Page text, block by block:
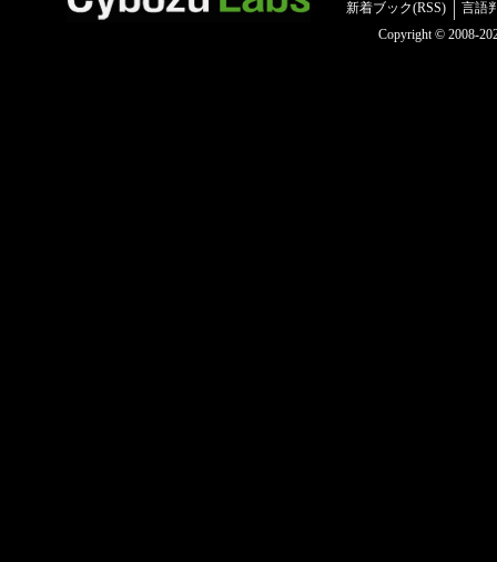
新着ブック(RSS)
言語
Copyright © 2008-